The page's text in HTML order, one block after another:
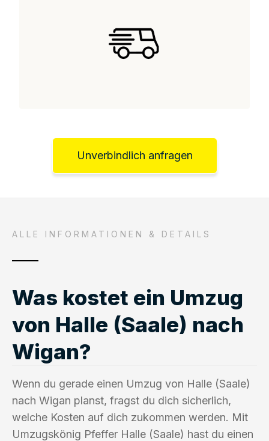
Unverbindlich anfragen
ALLE INFORMATIONEN & DETAILS
Was kostet ein Umzug
von Halle (Saale) nach
Wigan?
Wenn du gerade einen Umzug von Halle (Saale)
nach Wigan planst, fragst du dich sicherlich,
welche Kosten auf dich zukommen werden. Mit
Umzugskönig Pfeffer Halle (Saale) hast du einen